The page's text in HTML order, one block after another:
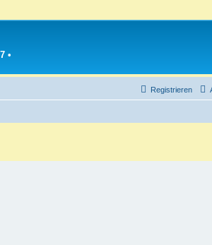
•
Registrieren